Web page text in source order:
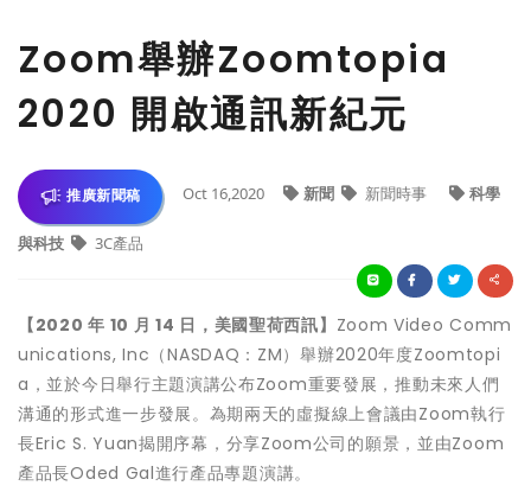
Zoom舉辦Zoomtopia
2020 開啟通訊新紀元
推廣新聞稿 Oct 16,2020 新聞 新聞時事 科學
與科技 3C產品
【2020 年 10 月 14 日，美國聖荷西訊】 Zoom Video Comm
unications, Inc（NASDAQ：ZM）舉辦2020年度Zoomtopi
a，並於今日舉行主題演講公布Zoom重要發展，推動未來人們
溝通的形式進一步發展。為期兩天的虛擬線上會議由Zoom執行
長Eric S. Yuan揭開序幕，分享Zoom公司的願景，並由Zoom
產品長Oded Gal進行產品專題演講。